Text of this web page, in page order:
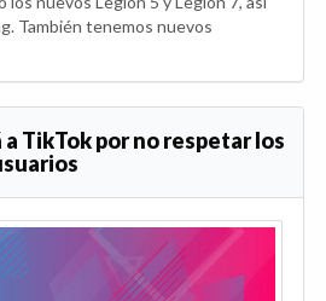
También tenemos nuevos
TikTok por no respetar los